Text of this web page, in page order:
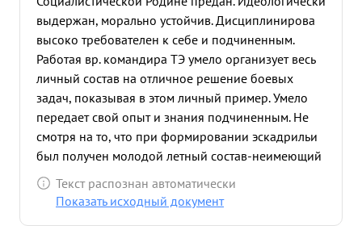
выдержан, морально устойчив. Дисциплинирова
высоко требователен к себе и подчиненным.
Работая вр. командира ТЭ умело организует весь
личный состав на отличное решение боевых
задач, показывая в этом личный пример. Умело
передает свой опыт и знания подчиненным. Не
смотря на то, что при формировании эскадрильи
был получен молодой летный состав-неимеющий
опыта и нелетающий ночью. Товарищ ЗГУР своей
настойчивой и упорной работ той в короткий
Текст распознан автоматически
Показать исходный документ